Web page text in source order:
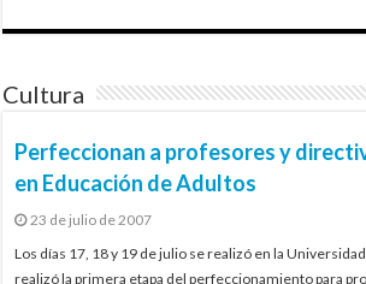
Cultura
Perfeccionan a profesores y
en Educación de Adultos
23 de julio de 2007
Los días 17, 18 y 19 de julio se realizó en la
realizó la primera etapa del perfeccionamiento para